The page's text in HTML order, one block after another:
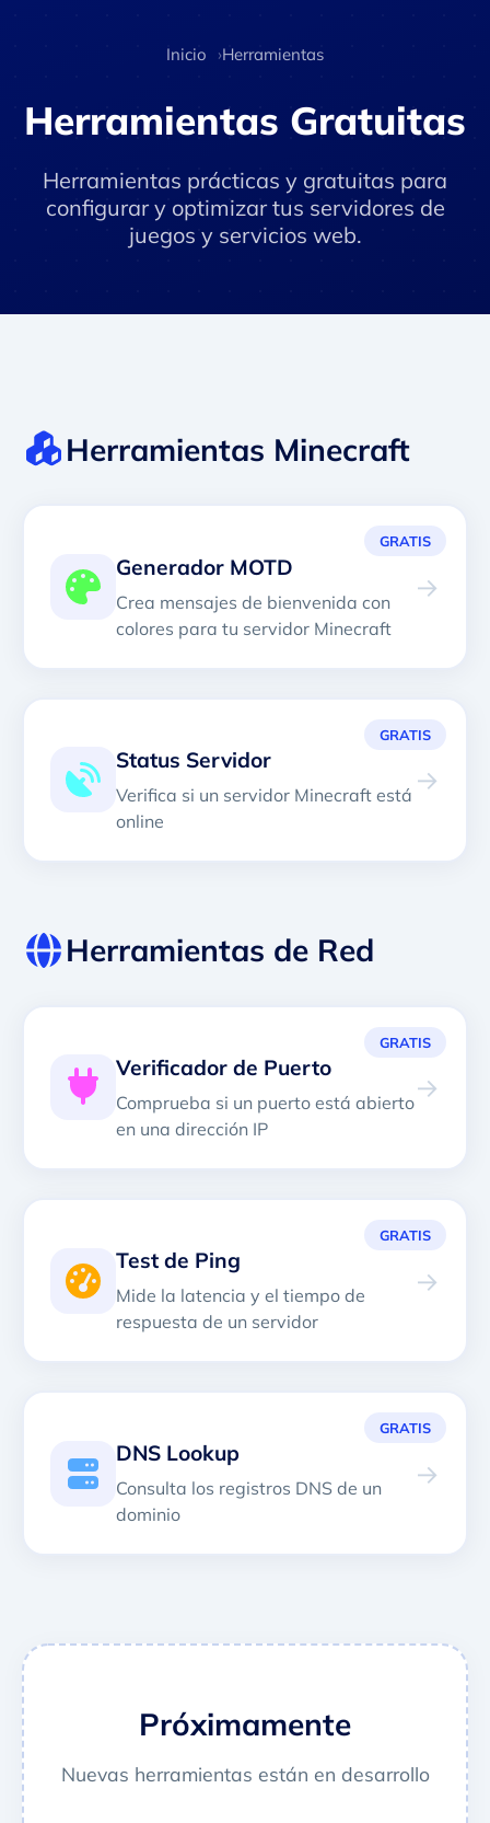
Inicio Herramientas
Herramientas Gratuitas
Herramientas prácticas y gratuitas para
configurar y optimizar tus servidores de
juegos y servicios web.
Herramientas Minecraft
Generador MOTD
Crea mensajes de bienvenida con
colores para tu servidor Minecraft
GRATIS
→
Status Servidor
Verifica si un servidor Minecraft está
online
GRATIS
→
Herramientas de Red
Verificador de Puerto
Comprueba si un puerto está abierto
en una dirección IP
GRATIS
→
Test de Ping
Mide la latencia y el tiempo de
respuesta de un servidor
GRATIS
→
DNS Lookup
Consulta los registros DNS de un
dominio
GRATIS
→
Próximamente
Nuevas herramientas están en desarrollo